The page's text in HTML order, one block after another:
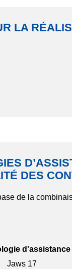
LA
DES
de la
d'assistance
Jaws 17